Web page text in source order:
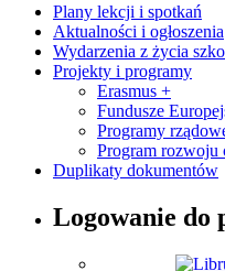
Plany lekcji i spotkań
Aktualności i ogłoszenia
Wydarzenia z życia
Projekty i programy
Erasmus +
Fundusze
Programy
Program rozwoju
Duplikaty dokumentów
Logowanie do